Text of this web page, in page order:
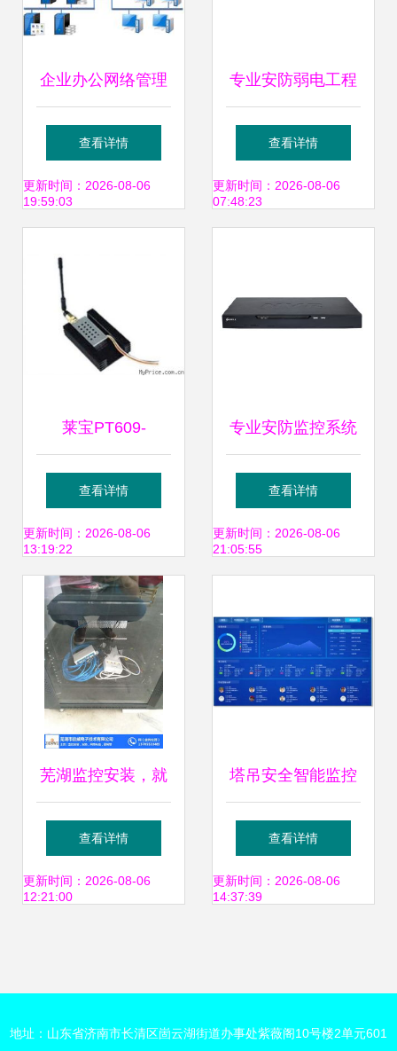
企业办公网络管理
监控 基于Firewalld
与iptables的网络流
查看详情
更新时间：2026-08-06
19:59:03
专业安防弱电工程
服务助力广州监控
项目 番禺监控公司
查看详情
更新时间：2026-08-06
07:48:23
莱宝PT609-
700mw安防监控产
品实力探析 厂家概
况与价格参考
查看详情
更新时间：2026-08-06
13:19:22
专业安防监控系统
新标杆 景阳科技1
盘4路NVR与迷你
查看详情
更新时间：2026-08-06
21:05:55
芜湖监控安装，就
选震威 专业守护安
庆安全新前线
查看详情
更新时间：2026-08-06
12:21:00
塔吊安全智能监控
系统 智慧工地整体
解决方案的核心
查看详情
更新时间：2026-08-06
14:37:39
地址：山东省济南市长清区崮云湖街道办事处紫薇阁10号楼2单元601